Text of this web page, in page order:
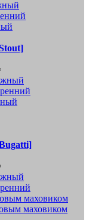
маховиком
маховиком